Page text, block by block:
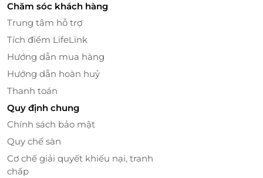
Căn phòng được chăm chút tỉ mỉ
LifeLink - Địa Chỉ Đặt Phòng Khách Sạn
Giá Ưu Đãi Nhất
Giá Cả Hấp Dẫn, Đặt Phòng Dễ Dàng
LifeLink cung cấp nhiều chương trình khuyến mãi và
ưu đãi hấp dẫn cho việc đặt phòng tại Crown
Chăm sóc khách hàng
Trung tâm hỗ trợ
Tích điểm LifeLink
Hướng dẫn mua hàng
Hướng dẫn hoàn huỷ
Thanh toán
Quy định chung
Chính sách bảo mật
Quy chế sàn
Cơ chế giải quyết khiếu nại, tranh
chấp